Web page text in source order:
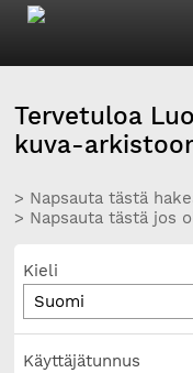
Tervetuloa
kuva-
> Napsauta tästä
> Napsauta tästä jos
Kieli
Käyttäjätunnus